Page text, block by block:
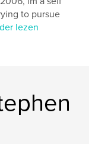
to pursue
lezen